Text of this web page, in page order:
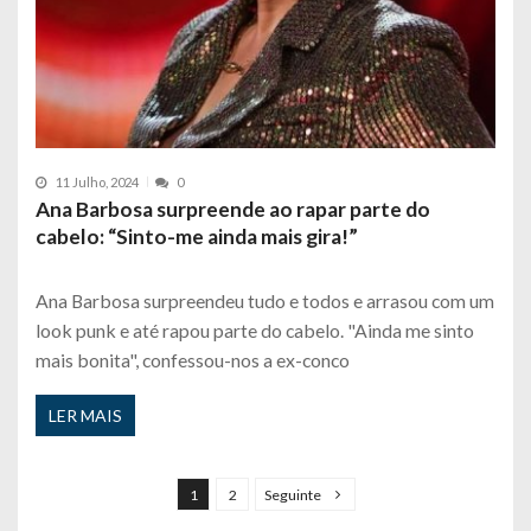
11 Julho, 2024 0
Ana Barbosa surpreende ao rapar parte do
cabelo: “Sinto-me ainda mais gira!”
Ana Barbosa surpreendeu tudo e todos e arrasou com um
look punk e até rapou parte do cabelo. "Ainda me sinto
mais bonita", confessou-nos a ex-conco
LER MAIS
1 2 Seguinte